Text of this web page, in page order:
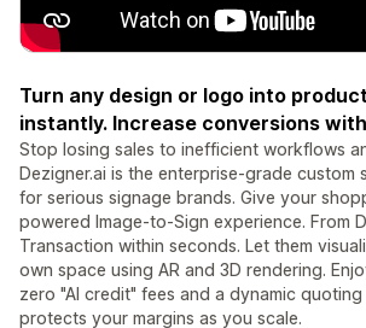
Turn any design or logo into
instantly. Increase conversions with
Stop losing sales to inefficient workflows
Dezigner.ai is the enterprise-grade custom
for serious signage brands. Give your
powered Image-to-Sign experience. From
Transaction within seconds. Let them
own space using AR and 3D rendering.
zero "AI credit" fees and a dynamic
protects your margins as you scale.